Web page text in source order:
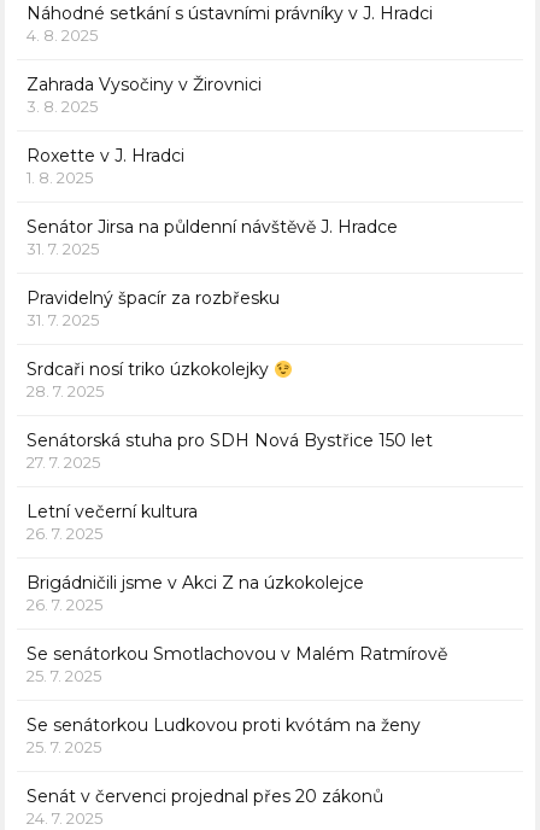
Náhodné setkání s ústavními právníky v J. Hradci
4. 8. 2025
Zahrada Vysočiny v Žirovnici
3. 8. 2025
Roxette v J. Hradci
1. 8. 2025
Senátor Jirsa na půldenní návštěvě J. Hradce
31. 7. 2025
Pravidelný špacír za rozbřesku
31. 7. 2025
Srdcaři nosí triko úzkokolejky
28. 7. 2025
Senátorská stuha pro SDH Nová Bystřice 150 let
27. 7. 2025
Letní večerní kultura
26. 7. 2025
Brigádničili jsme v Akci Z na úzkokolejce
26. 7. 2025
Se senátorkou Smotlachovou v Malém Ratmírově
25. 7. 2025
Se senátorkou Ludkovou proti kvótám na ženy
25. 7. 2025
Senát v červenci projednal přes 20 zákonů
24. 7. 2025